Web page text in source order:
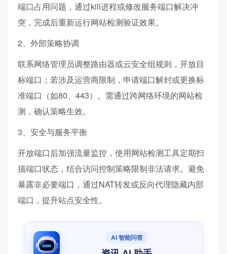
端口占用问题，通过kill进程或修改服务端口解决冲
突，完成后重新运行网站检测验证效果。
2、外部策略协调
联系网络管理员调整路由器或云安全组规则，开放目
标端口；若涉及运营商限制，申请端口解封或更换标
准端口（如80、443）。需通过跨网络环境的网站检
测，确认策略生效。
3、安全与服务平衡
开放端口后加强流量监控，使用网站检测工具定期扫
描端口状态，结合访问控制策略限制非法请求。避免
暴露非必要端口，通过NAT转发或反向代理隐藏内部
端口，提升站点安全性。
AI 智能问答